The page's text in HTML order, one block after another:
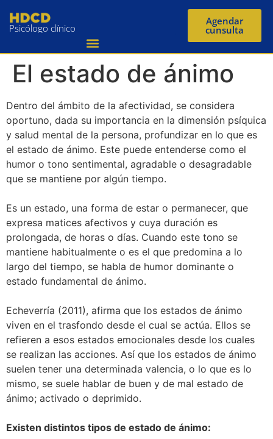
Psicólogo clínico
Agendar
cunsulta
El estado de ánimo
Dentro del ámbito de la afectividad, se considera
oportuno, dada su importancia en la dimensión psíquica
y salud mental de la persona, profundizar en lo que es
el estado de ánimo. Este puede entenderse como el
humor o tono sentimental, agradable o desagradable
que se mantiene por algún tiempo.
Es un estado, una forma de estar o permanecer, que
expresa matices afectivos y cuya duración es
prolongada, de horas o días. Cuando este tono se
mantiene habitualmente o es el que predomina a lo
largo del tiempo, se habla de humor dominante o
estado fundamental de ánimo.
Echeverría (2011), afirma que los estados de ánimo
viven en el trasfondo desde el cual se actúa. Ellos se
refieren a esos estados emocionales desde los cuales
se realizan las acciones. Así que los estados de ánimo
suelen tener una determinada valencia, o lo que es lo
mismo, se suele hablar de buen y de mal estado de
ánimo; activado o deprimido.
Existen distintos tipos de estado de ánimo: